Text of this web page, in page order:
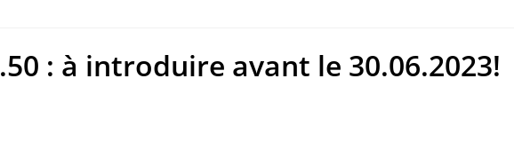
: à introduire avant le 30.06.2023!